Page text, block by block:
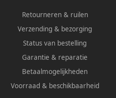
Retourneren & ruilen
Verzending & bezorging
Status van bestelling
Garantie & reparatie
Betaalmogelijkheden
Voorraad & beschikbaarheid